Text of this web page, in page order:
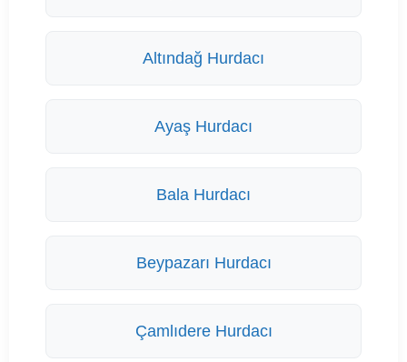
Altındağ Hurdacı
Ayaş Hurdacı
Bala Hurdacı
Beypazarı Hurdacı
Çamlıdere Hurdacı